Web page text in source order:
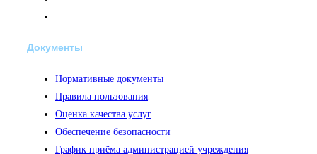
Документы
Нормативные документы
Правила пользования
Оценка качества услуг
Обеспечение безопасности
График приёма администрацией учреждения